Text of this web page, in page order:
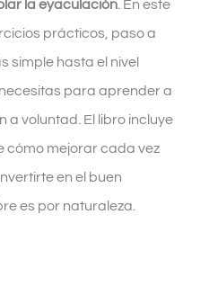
la eyaculación. En este
prácticos, paso a
simple hasta el nivel
para aprender a
a voluntad. El libro incluye
cómo mejorar cada vez
en el buen
es por naturaleza.